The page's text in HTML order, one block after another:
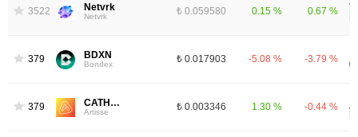
3522 Netvrk
Netvrk ₺ 0.059580 0.15 % 0.67 %
3798 BDXN
Bondex ₺ 0.017903 -5.08 % -3.79 %
3799 CATHEON
Artisse ₺ 0.003346 1.30 % -0.44 %